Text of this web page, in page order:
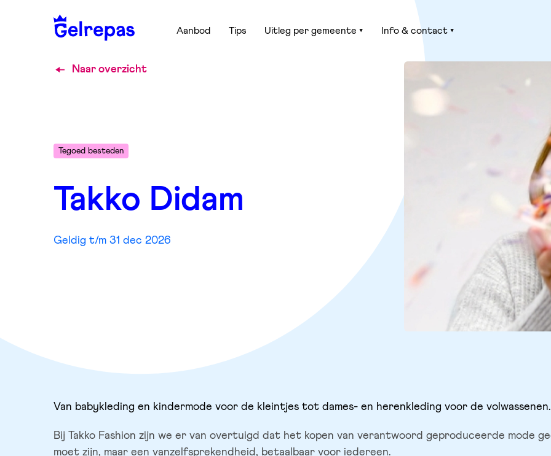
Aanbod Tips Uitleg per gemeente Info & contact
Naar overzicht
Tegoed besteden
Takko Didam
Geldig t/m 31 dec 2026
Van babykleding en kindermode voor de kleintjes tot dames- en herenkleding voor de volwassenen.
Bij Takko Fashion zijn we er van overtuigd dat het kopen van verantwoord geproduceerde mode
moet zijn, maar een vanzelfsprekendheid, betaalbaar voor iedereen.